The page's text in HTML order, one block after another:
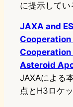
に提示してい
JAXA and
Cooperation
Cooperation
Asteroid
JAXAによる
点とH3ロケ